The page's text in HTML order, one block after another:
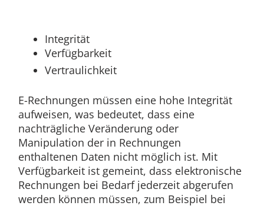
Integrität
Verfügbarkeit
Vertraulichkeit
E-Rechnungen müssen eine hohe Integrität
aufweisen, was bedeutet, dass eine
nachträgliche Veränderung oder
Manipulation der in Rechnungen
enthaltenen Daten nicht möglich ist. Mit
Verfügbarkeit ist gemeint, dass elektronische
Rechnungen bei Bedarf jederzeit abgerufen
werden können müssen, zum Beispiel bei